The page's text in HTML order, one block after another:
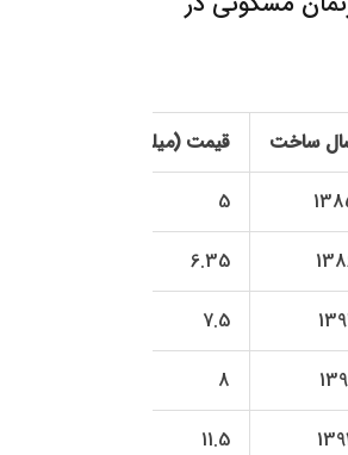
ساخت قیمت (میلیارد تومان)
5
6.35
7.5
8
11.5